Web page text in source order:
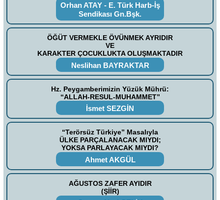
Orhan ATAY - E. Türk Harb-İş
Sendikası Gn.Bşk.
ÖĞÜT VERMEKLE ÖVÜNMEK AYRIDIR
VE
KARAKTER ÇOCUKLUKTA OLUŞMAKTADIR
Neslihan BAYRAKTAR
Hz. Peygamberimizin Yüzük Mührü:
“ALLAH-RESUL-MUHAMMET”
İsmet SEZGİN
“Terörsüz Türkiye” Masalıyla
ÜLKE PARÇALANACAK MIYDI;
YOKSA PARLAYACAK MIYDI?
Ahmet AKGÜL
AĞUSTOS ZAFER AYIDIR
(ŞİİR)